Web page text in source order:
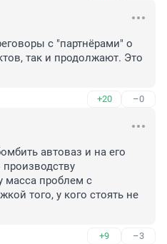
с "партнёрами" о
так и продолжают. Это
+20 –0
автоваз и на его
производству
масса проблем с
того, у кого стоять не
+9 –3